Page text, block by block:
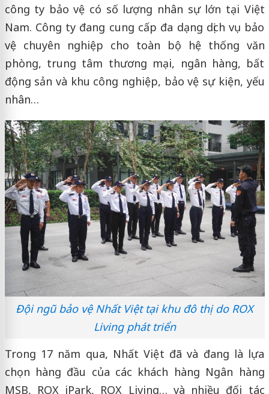
công ty bảo vệ có số lượng nhân sự lớn tại Việt
Nam. Công ty đang cung cấp đa dạng dịch vụ bảo
vệ chuyên nghiệp cho toàn bộ hệ thống văn
phòng, trung tâm thương mại, ngân hàng, bất
động sản và khu công nghiệp, bảo vệ sự kiện, yếu
nhân…
Đội ngũ bảo vệ Nhất Việt tại khu đô thị do ROX
Living phát triển
Trong 17 năm qua, Nhất Việt đã và đang là lựa
chọn hàng đầu của các khách hàng Ngân hàng
MSB, ROX iPark, ROX Living… và nhiều đối tác